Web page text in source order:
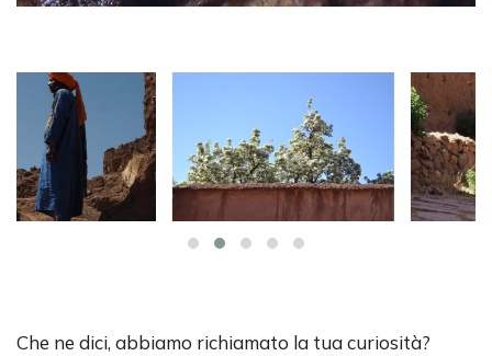
Che ne dici, abbiamo richiamato la tua curiosità?